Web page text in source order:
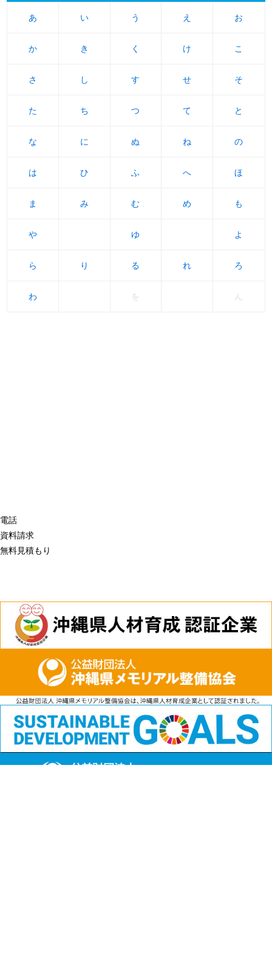
あ
あ い
い う
う え
え お
お
か
か き
き く
く け
け こ
こ
さ
さ し
し す
す せ
せ そ
そ
た
た ち
ち つ
つ て
て と
と
な
な に
に ぬ
ぬ ね
ね の
の
は
は ひ
ひ ふ
ふ へ
へ ほ
ほ
ま
ま み
み む
む め
め も
も
や
や ゆ
ゆ よ
よ
ら
ら り
り る
る れ
れ ろ
ろ
わ
わ を ん
電話
資料請求
無料見積もり